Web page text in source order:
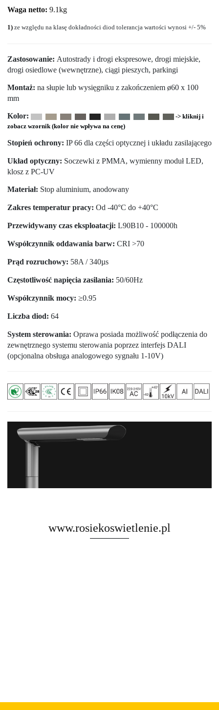
Waga netto: 9.1kg
1) ze względu na klasę dokładności diod tolerancja wartości wynosi +/- 5%
Zastosowanie: Autostrady i drogi ekspresowe, drogi miejskie,
drogi osiedlowe (wewnętrzne), ciągi pieszych, parkingi
Montaż: na słupie lub wysięgniku z zakończeniem ø60 x 100
mm
Kolor:
-> kliknij i
zobacz wzornik (kolor nie wpływa na cenę)
Stopień ochrony: IP 66 dla części optycznej i układu zasilającego
Układ optyczny: Soczewki z PMMA, wymienny moduł LED,
klosz z PC-UV
Materiał: Stop aluminium, anodowany
Zakres temperatur pracy: Od -40°C do +40°C
Przewidywany czas eksploatacji: L90B10 - 100000h
Współczynnik oddawania barw: CRI >70
Prąd rozruchowy: 58A / 340µs
Częstotliwość napięcia zasilania: 50/60Hz
Współczynnik mocy: ≥0.95
Liczba diod: 64
System sterowania: Oprawa posiada możliwość podłączenia do
zewnętrznego systemu sterowania poprzez interfejs DALI
(opcjonalna obsługa analogowego sygnału 1-10V)
www.rosiekoswietlenie.pl